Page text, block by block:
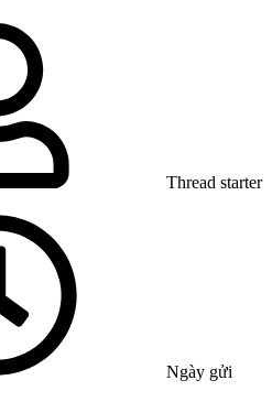
Thread starter
Ngày gửi